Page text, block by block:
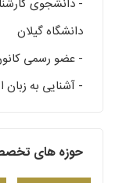
- دانشجوی
دانشگاه گیلان
- عضو رسمی
- آشنایی به زبان
حوزه های